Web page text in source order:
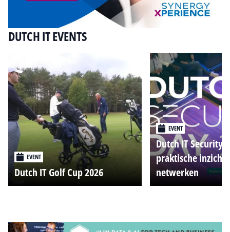
DUTCH IT EVENTS
EVENT
Dutch IT Golf Cup 2026
EVENT
Dutch IT Security
praktische
netwerken